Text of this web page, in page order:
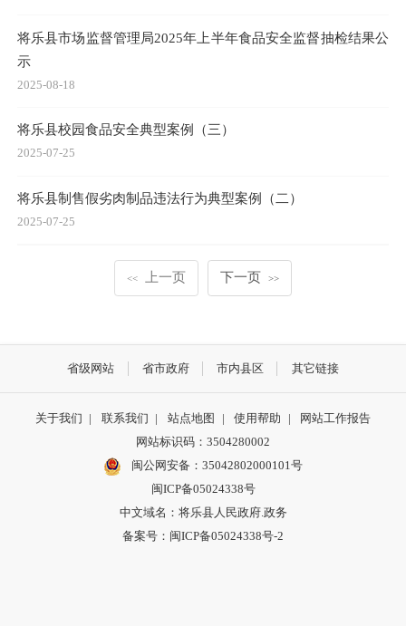
将乐县市场监督管理局2025年上半年食品安全监督抽检结果公
示
2025-08-18
将乐县校园食品安全典型案例（三）
2025-07-25
将乐县制售假劣肉制品违法行为典型案例（二）
2025-07-25
<< 上一页 下一页 >>
省级网站 省市政府 市内县区 其它链接
关于我们 | 联系我们 | 站点地图 | 使用帮助 |
网站工作报告
网站标识码：3504280002
闽公网安备：35042802000101号
闽ICP备05024338号
中文域名：将乐县人民政府.政务
备案号：闽ICP备05024338号-2